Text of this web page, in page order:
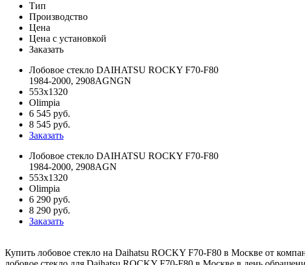
Тип
Производство
Цена
Цена c установкой
Заказать
Лобовое стекло DAIHATSU ROCKY F70-F80
1984-2000, 2908AGNGN
553x1320
Olimpia
6 545 руб.
8 545 руб.
Заказать
Лобовое стекло DAIHATSU ROCKY F70-F80
1984-2000, 2908AGN
553x1320
Olimpia
6 290 руб.
8 290 руб.
Заказать
Купить лобовое стекло на Daihatsu ROCKY F70-F80 в Москве от